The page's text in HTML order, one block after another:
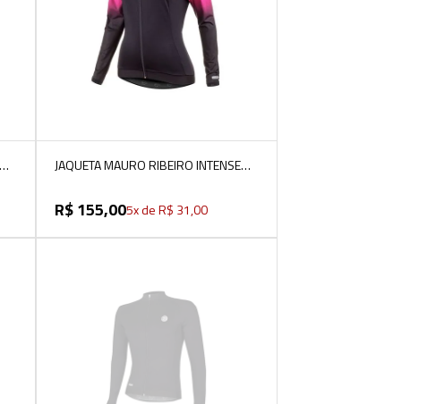
JAQUETA MAURO RIBEIRO INTENSE
R$155,005x deR$ 31,00